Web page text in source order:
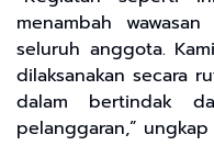
menambah
seluruh anggota.
dilaksanakan secara
dalam bertindak
pelanggaran,” ungkap